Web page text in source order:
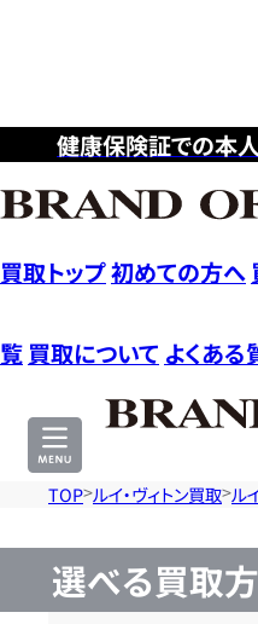
健康保険証での本
買取トップ初めての方へ
覧 買取について よくある
TOP ルイ・ヴィトン買取 ル
選べる買取